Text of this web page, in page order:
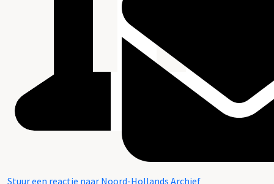
Stuur een reactie naar Noord-Hollands Archief